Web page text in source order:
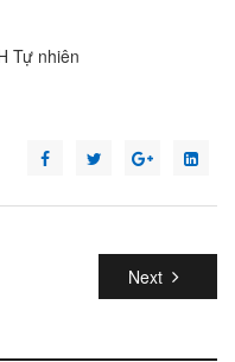
Tự nhiên
Next